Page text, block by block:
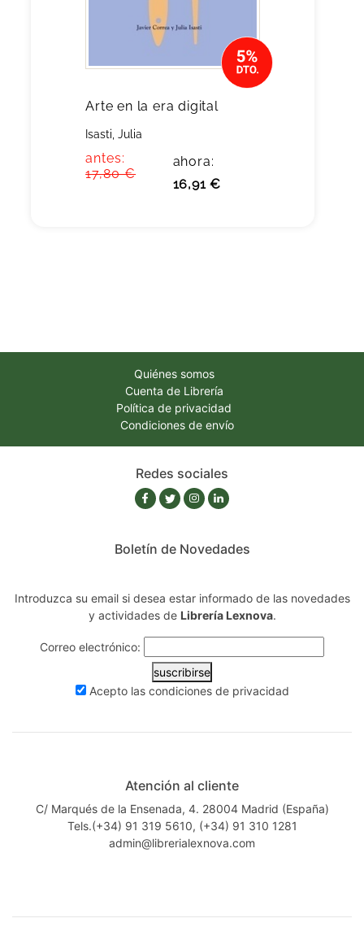
Arte en la era digital
Isasti, Julia
antes:
17,80 €
ahora:
16,91 €
Quiénes somos
Cuenta de Librería
Política de privacidad
Condiciones de envío
Redes sociales
Boletín de Novedades
Introduzca su email si desea estar informado de las novedades
y actividades de Librería Lexnova.
Correo electrónico:
suscribirse
Acepto las condiciones de privacidad
Atención al cliente
C/ Marqués de la Ensenada, 4. 28004 Madrid (España)
Tels.(+34) 91 319 5610, (+34) 91 310 1281
admin@librerialexnova.com